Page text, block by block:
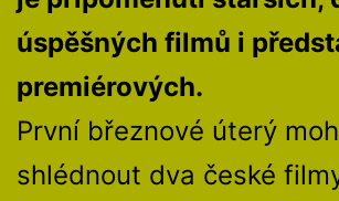
úspěšných filmů i
premiérových.
První březnové úterý
shlédnout dva české